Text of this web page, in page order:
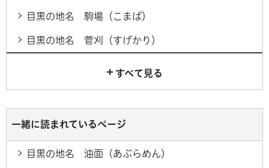
目黒の地名 駒場（こまば）
目黒の地名 菅刈（すげかり）
すべて見る
一緒に読まれているページ
目黒の地名 油面（あぶらめん）